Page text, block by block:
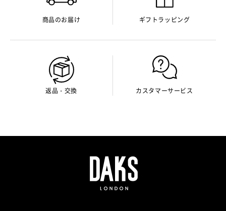
商品のお届け ギフトラッピング
返品・交換 カスタマーサービス